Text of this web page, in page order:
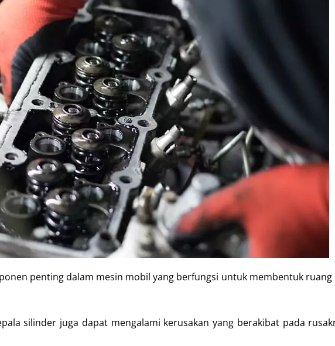
penting dalam mesin mobil yang berfungsi untuk membentuk ruang
silinder juga dapat mengalami kerusakan yang berakibat pada